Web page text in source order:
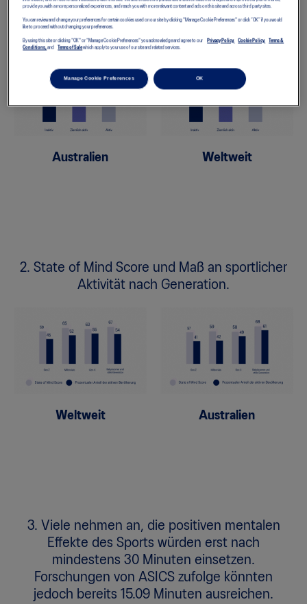
1. State of Mind Score in Abhängigkeit von
sportlicher Aktivität.
Australien Weltweit
2. State of Mind Score und Maß an sportlicher
Aktivität nach Generation.
Weltweit Australien
3. Viele nehmen an, die positiven mentalen
Effekte des Sports würden erst nach
mindestens 30 Minuten einsetzen.
Forschungen von ASICS zufolge könnten
jedoch bereits 15.09 Minuten ausreichen.
provide you with a more personalized experiences, and reach you with more relevant content and ads on this site and across third party sites.
You can review and change your preferences for certain cookies used on our site by clicking "Manage Cookie Preferences" or click “OK” if you would
like to proceed without changing your preferences.
By using this site or clicking "OK" or "Manage Cookie Preferences" you acknowledge and agree to our Privacy Policy, Cookie Policy,
Terms &
Conditions,and Terms of Salewhich apply to your use of our site and related services.
Manage Cookie Preferences OK